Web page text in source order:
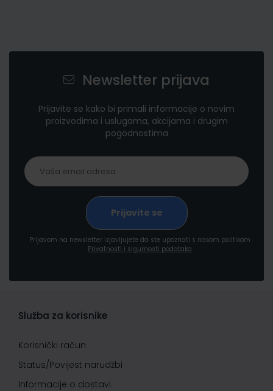
Newsletter prijava
Prijavite se kako bi primali informacije o novim
proizvodima i uslugama, akcijama i drugim
pogodnostima
Prijavom na newsletter izjavljujete da ste upoznati s našom politikom
Privatnosti i sigurnosti podataka
Služba za korisnike
Korisnički račun
Status/Povijest narudžbi
Informacije o dostavi